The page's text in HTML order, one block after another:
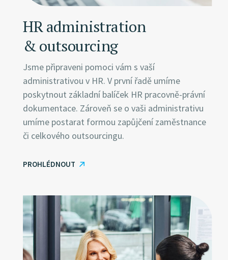
HR administration
& outsourcing
Jsme připraveni pomoci vám s vaší
administrativou v HR. V první řadě umíme
poskytnout základní balíček HR pracovně-právní
dokumentace. Zároveň se o vaši administrativu
umíme postarat formou zapůjčení zaměstnance
či celkového outsourcingu.
PROHLÉDNOUT